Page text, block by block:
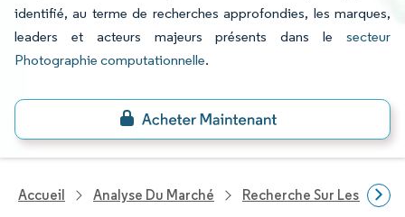
identifié, au terme de recherches approfondies, les marques,
leaders et acteurs majeurs présents dans le secteur
Photographie computationnelle.
Accueil Analyse Du Marché Recherche Sur Les